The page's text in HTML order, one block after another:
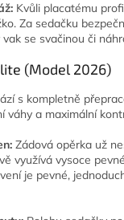
Kvůli placatému
Za sedačku
se svačinou či
(Model 2026)
s kompletně
váhy a maximální
Zádová opěrka už
využívá vysoce
je pevné,